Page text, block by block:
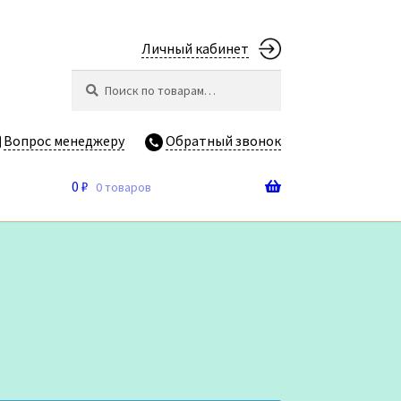
Личный кабинет
Вопрос менеджеру Обратный звонок
0 ₽ 0 товаров